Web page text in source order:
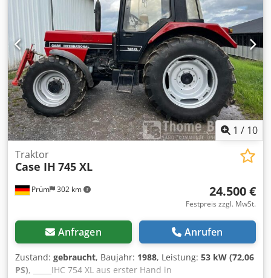
1 / 10
Prüm 302 km
Traktor
Case IH 745 XL
24.500 €
Festpreis zzgl. MwSt.
Anfragen Anrufen
Zustand: gebraucht, Baujahr: 1988, Leistung: 53 kW (72,06
PS), _____IHC 754 XL aus erster Hand in